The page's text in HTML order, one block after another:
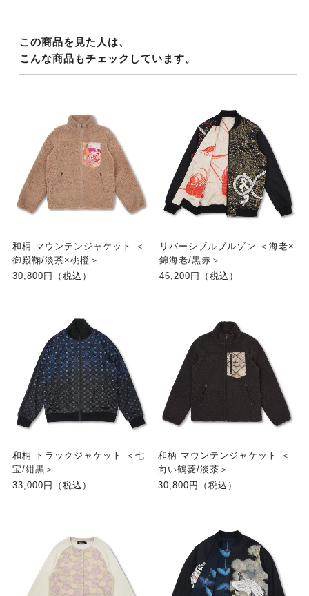
この商品を見た人は、
こんな商品もチェックしています。
和柄 マウンテンジャケット ＜
御殿鞠/淡茶×桃橙＞
30,800円（税込）
リバーシブルブルゾン ＜海老×
錦海老/黒赤＞
46,200円（税込）
和柄 トラックジャケット ＜七
宝/紺黒＞
33,000円（税込）
和柄 マウンテンジャケット ＜
向い鶴菱/淡茶＞
30,800円（税込）